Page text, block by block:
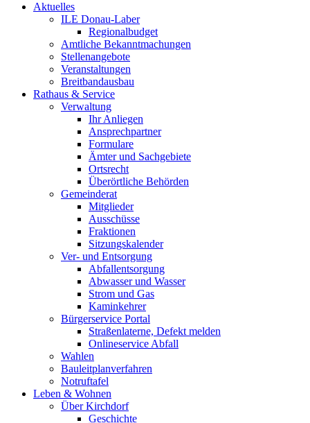
Aktuelles
ILE Donau-Laber
Regionalbudget
Amtliche Bekanntmachungen
Stellenangebote
Veranstaltungen
Breitbandausbau
Rathaus & Service
Verwaltung
Ihr Anliegen
Ansprechpartner
Formulare
Ämter und Sachgebiete
Ortsrecht
Überörtliche Behörden
Gemeinderat
Mitglieder
Ausschüsse
Fraktionen
Sitzungskalender
Ver- und Entsorgung
Abfallentsorgung
Abwasser und Wasser
Strom und Gas
Kaminkehrer
Bürgerservice Portal
Straßenlaterne, Defekt melden
Onlineservice Abfall
Wahlen
Bauleitplanverfahren
Notruftafel
Leben & Wohnen
Über Kirchdorf
Geschichte